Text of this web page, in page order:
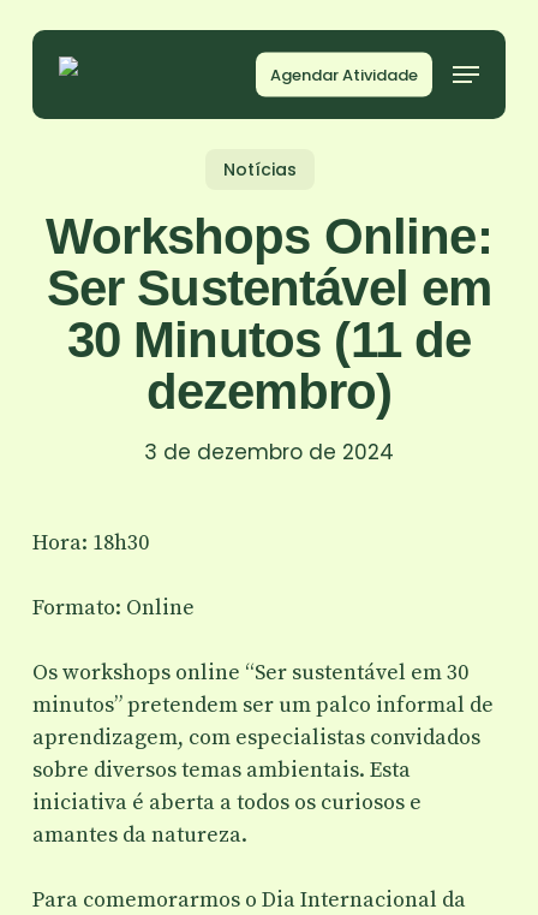
content
Agendar Atividade
Notícias
Workshops Online:
Ser Sustentável em
30 Minutos (11 de
dezembro)
3 de dezembro de 2024
Hora: 18h30
Formato: Online
Os workshops online “Ser sustentável em 30
minutos” pretendem ser um palco informal de
aprendizagem, com especialistas convidados
sobre diversos temas ambientais. Esta
iniciativa é aberta a todos os curiosos e
amantes da natureza.
Para comemorarmos o Dia Internacional da